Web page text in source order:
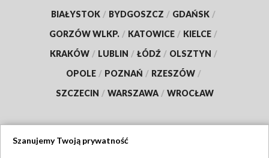
BIAŁYSTOK / BYDGOSZCZ / GDAŃSK /
GORZÓW WLKP. / KATOWICE / KIELCE /
KRAKÓW / LUBLIN / ŁÓDŹ / OLSZTYN /
OPOLE / POZNAŃ / RZESZÓW /
SZCZECIN / WARSZAWA / WROCŁAW
Szanujemy Twoją prywatność